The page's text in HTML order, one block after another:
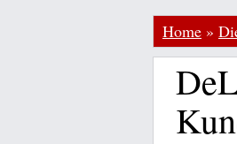
Home »